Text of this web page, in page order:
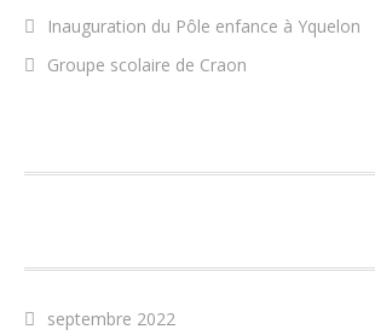
Inauguration du Pôle enfance à Yquelon
Groupe scolaire de Craon
septembre 2022